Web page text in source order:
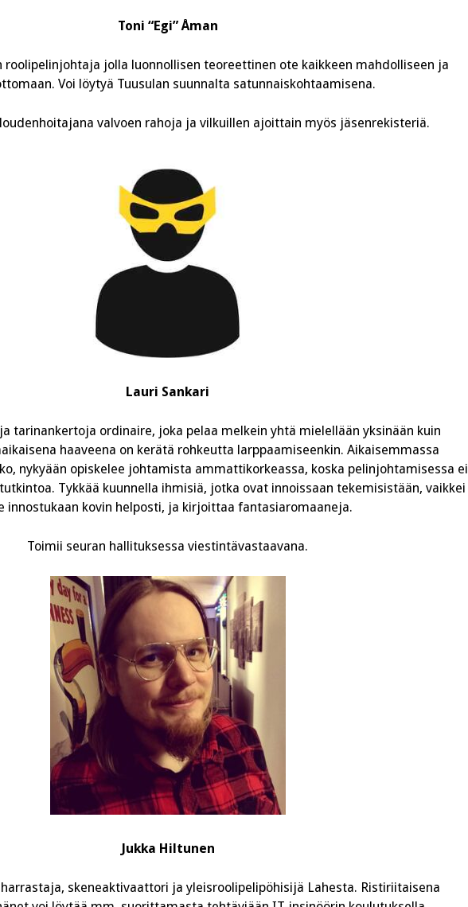
Toni “Egi” Åman
roolipelinjohtaja jolla luonnollisen teoreettinen ote kaikkeen mahdolliseen ja
Voi löytyä Tuusulan suunnalta satunnaiskohtaamisena.
valvoen rahoja ja vilkuillen ajoittain myös jäsenrekisteriä.
Lauri Sankari
tarinankertoja ordinaire, joka pelaa melkein yhtä mielellään yksinään kuin
haaveena on kerätä rohkeutta larppaamiseenkin. Aikaisemmassa
nykyään opiskelee johtamista ammattikorkeassa, koska pelinjohtamisessa ei
Tykkää kuunnella ihmisiä, jotka ovat innoissaan tekemisistään, vaikkei
innostukaan kovin helposti, ja kirjoittaa fantasiaromaaneja.
Toimii seuran hallituksessa viestintävastaavana.
Jukka Hiltunen
skeneaktivaattori ja yleisroolipelipöhisijä Lahesta. Ristiriitaisena